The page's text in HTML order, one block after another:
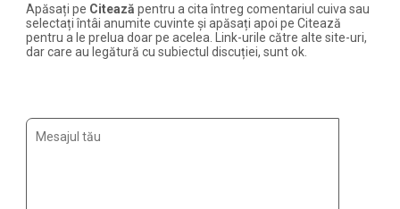
Apăsați pe Citează pentru a cita întreg comentariul cuiva sau
selectați întâi anumite cuvinte și apăsați apoi pe Citează
pentru a le prelua doar pe acelea. Link-urile către alte site-uri,
dar care au legătură cu subiectul discuției, sunt ok.